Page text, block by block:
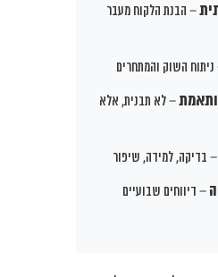
– הבנת הלקוח מעבר
השוק והמתחרים
– לא תבנית, אלא
– בדיקה, למידה, שיפור
– דיווחים שבועיים